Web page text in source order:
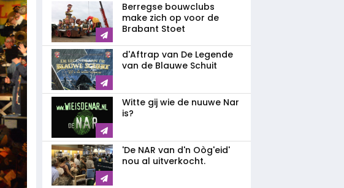
Berregse bouwclubs
make zich op voor de
Brabant Stoet
d'Aftrap van De Legende
van de Blauwe Schuit
Witte gij wie de nuuwe Nar
is?
'De NAR van d'n Oòg'eid'
nou al uitverkocht.